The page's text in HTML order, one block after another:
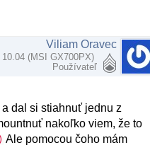
Viliam Oravec
10.04 (MSI GX700PX)
Používateľ
dal si stiahnuť jednu z
nakoľko viem, že to
Ale pomocou čoho mám